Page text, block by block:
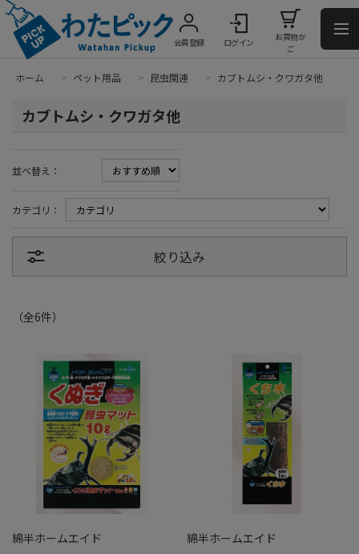
会員登録 ログイン
お買物か
ご
ホーム > ペット用品 > 昆虫関連 > カブトムシ・クワガタ他
カブトムシ・クワガタ他
並べ替え：
カテゴリ：
絞り込み
（全6件）
綿半ホームエイド
綿半ホームエイド